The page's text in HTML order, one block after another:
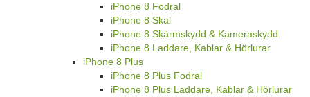
iPhone 8 Fodral
iPhone 8 Skal
iPhone 8 Skärmskydd & Kameraskydd
iPhone 8 Laddare, Kablar & Hörlurar
iPhone 8 Plus
iPhone 8 Plus Fodral
iPhone 8 Plus Laddare, Kablar & Hörlurar